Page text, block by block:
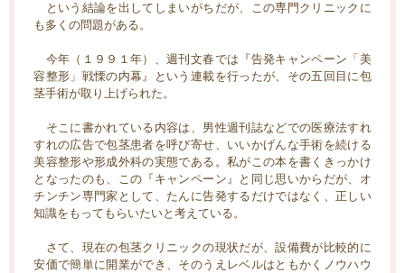
という結論を出してしまいがちだが、この専門クリニックに
も多くの問題がある。
今年（１９９１年）、週刊文春では『告発キャンペーン「美
容整形」戦慄の内幕』という連載を行ったが、その五回目に包
茎手術が取り上げられた。
そこに書かれている内容は、男性週刊誌などでの医療法すれ
すれの広告で包茎患者を呼び寄せ、いいかげんな手術を続ける
美容整形や形成外科の実態である。私がこの本を書くきっかけ
となったのも、この『キャンペーン』と同じ思いからだが、オ
チンチン専門家として、たんに告発するだけではなく、正しい
知識をもってもらいたいと考えている。
さて、現在の包茎クリニックの現状だが、設備費が比較的に
安価で簡単に開業ができ、そのうえレベルはともかくノウハウ